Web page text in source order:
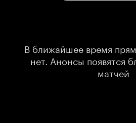
В ближайшее время
нет. Анонсы появятся
матчей